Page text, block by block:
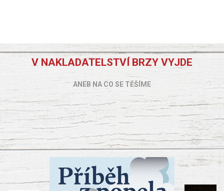
V NAKLADATELSTVÍ BRZY VYJDE
ANEB NA CO SE TĚŠÍME